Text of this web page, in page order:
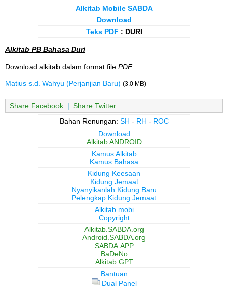
Alkitab Mobile SABDA
Download
Teks PDF : DURI
Alkitab PB Bahasa Duri
Download alkitab dalam format file PDF.
Matius s.d. Wahyu (Perjanjian Baru) (3.0 MB)
Share Facebook | Share Twitter
Bahan Renungan: SH - RH - ROC
Download
Alkitab ANDROID
Kamus Alkitab
Kamus Bahasa
Kidung Keesaan
Kidung Jemaat
Nyanyikanlah Kidung Baru
Pelengkap Kidung Jemaat
Alkitab.mobi
Copyright
Alkitab.SABDA.org
Android.SABDA.org
SABDA.APP
BaDeNo
Alkitab GPT
Bantuan
Dual Panel